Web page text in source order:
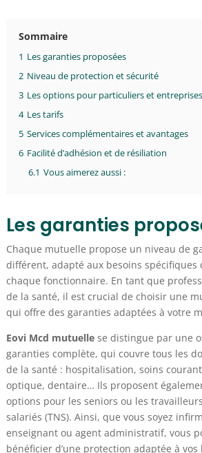
Sommaire
1 Les garanties proposées
2 Niveau de protection et sécurité
3 Les options pour particuliers et entreprises
4 Les tarifs
5 Services complémentaires et avantages
6 Facilité d’adhésion et de résiliation
6.1 Vous aimerez aussi :
Les garanties
Chaque mutuelle propose un niveau de
différent, adapté aux besoins spécifiques
chaque fonctionnaire. En tant que
de la santé, il est crucial de choisir une
qui offre des garanties adaptées à votre
Eovi Mcd mutuellese distingue par une
garanties complète, qui couvre tous les
de la santé : hospitalisation, soins
optique, dentaire… Ils proposent
options pour les seniors ou les
salariés (TNS). Ainsi, que vous soyez
enseignant ou agent administratif, vous
bénéficier d’une protection adaptée à vos